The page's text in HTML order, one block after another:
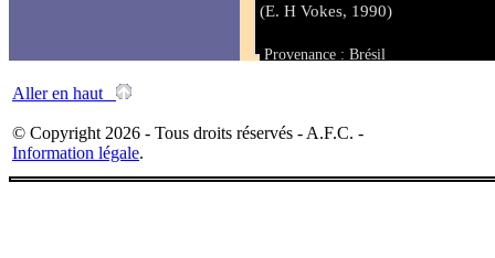
(E. H Vokes, 1990)
Provenance : Brésil
Aller en haut
© Copyright 2026 - Tous droits réservés - A.F.C. -
Information légale.